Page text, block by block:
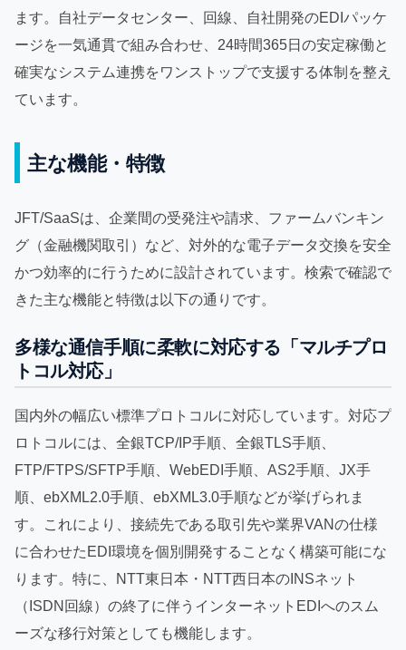
ます。自社データセンター、回線、自社開発のEDIパッケ
ージを一気通貫で組み合わせ、24時間365日の安定稼働と
確実なシステム連携をワンストップで支援する体制を整え
ています。
主な機能・特徴
JFT/SaaSは、企業間の受発注や請求、ファームバンキン
グ（金融機関取引）など、対外的な電子データ交換を安全
かつ効率的に行うために設計されています。検索で確認で
きた主な機能と特徴は以下の通りです。
多様な通信手順に柔軟に対応する「マルチプロ
トコル対応」
国内外の幅広い標準プロトコルに対応しています。対応プ
ロトコルには、全銀TCP/IP手順、全銀TLS手順、
FTP/FTPS/SFTP手順、WebEDI手順、AS2手順、JX手
順、ebXML2.0手順、ebXML3.0手順などが挙げられま
す。これにより、接続先である取引先や業界VANの仕様
に合わせたEDI環境を個別開発することなく構築可能にな
ります。特に、NTT東日本・NTT西日本のINSネット
（ISDN回線）の終了に伴うインターネットEDIへのスム
ーズな移行対策としても機能します。